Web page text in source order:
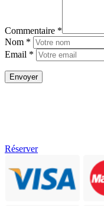
Commentaire *
Nom *
Email *
Réserver